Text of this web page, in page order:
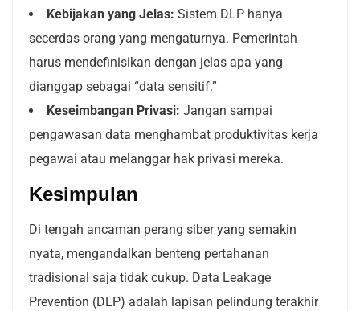
Kebijakan yang Jelas: Sistem DLP hanya
secerdas orang yang mengaturnya. Pemerintah
harus mendefinisikan dengan jelas apa yang
dianggap sebagai “data sensitif.”
Keseimbangan Privasi: Jangan sampai
pengawasan data menghambat produktivitas kerja
pegawai atau melanggar hak privasi mereka.
Kesimpulan
Di tengah ancaman perang siber yang semakin
nyata, mengandalkan benteng pertahanan
tradisional saja tidak cukup. Data Leakage
Prevention (DLP) adalah lapisan pelindung terakhir